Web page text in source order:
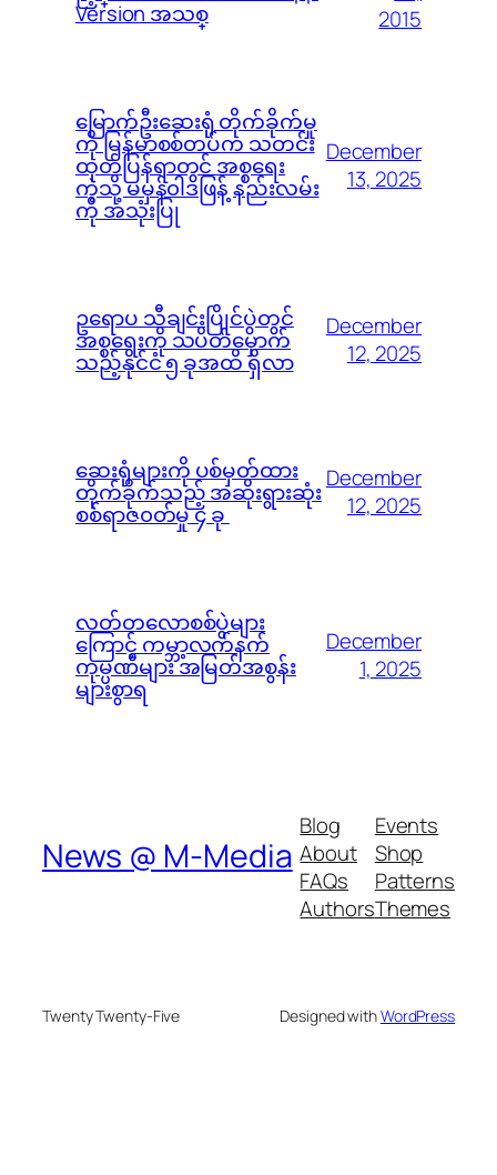
Version အသစ္
2015
မြောက်ဦးဆေးရုံ တိုက်ခိုက်မှု
ကို မြန်မာစစ်တပ်က သတင်း
ထုတ်ပြန်ရာတွင် အစ္စရေး
ကဲ့သို့ မမှန်၀ါဒဖြန့် နည်းလမ်း
ကို အသုံးပြု
December
13, 2025
ဥရောပ သီချင်းပြိုင်ပွဲတွင်
အစ္စရေးကို သပိတ်မှောက်
သည့်နိုင်ငံ ၅ ခုအထိ ရှိလာ
December
12, 2025
ဆေးရုံများကို ပစ်မှတ်ထား
တိုက်ခိုက်သည့် အဆိုးရွားဆုံး
စစ်ရာဇ၀တ်မှု ၄ ခု
December
12, 2025
လတ်တလောစစ်ပွဲများ
ကြောင့် ကမ္ဘာ့လက်နက်
ကုမ္ပဏီများ အမြတ်အစွန်း
များစွာရ
December
1, 2025
News @ M-Media
Blog
About
FAQs
Authors
Events
Shop
Patterns
Themes
Twenty Twenty-Five Designed withWordPress